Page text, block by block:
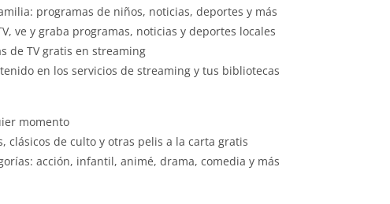
programas de niños, noticias, deportes y más
ve y graba programas, noticias y deportes locales
de TV gratis en streaming
en los servicios de streaming y tus bibliotecas
momento
clásicos de culto y otras pelis a la carta gratis
acción, infantil, animé, drama, comedia y más